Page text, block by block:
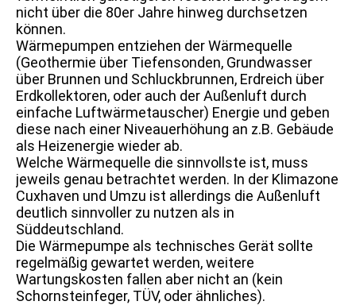
nicht über die 80er Jahre hinweg durchsetzen
können.
Wärmepumpen entziehen der Wärmequelle
(Geothermie über Tiefensonden, Grundwasser
über Brunnen und Schluckbrunnen, Erdreich über
Erdkollektoren, oder auch der Außenluft durch
einfache Luftwärmetauscher) Energie und geben
diese nach einer Niveauerhöhung an z.B. Gebäude
als Heizenergie wieder ab.
Welche Wärmequelle die sinnvollste ist, muss
jeweils genau betrachtet werden. In der Klimazone
Cuxhaven und Umzu ist allerdings die Außenluft
deutlich sinnvoller zu nutzen als in
Süddeutschland.
Die Wärmepumpe als technisches Gerät sollte
regelmäßig gewartet werden, weitere
Wartungskosten fallen aber nicht an (kein
Schornsteinfeger, TÜV, oder ähnliches).